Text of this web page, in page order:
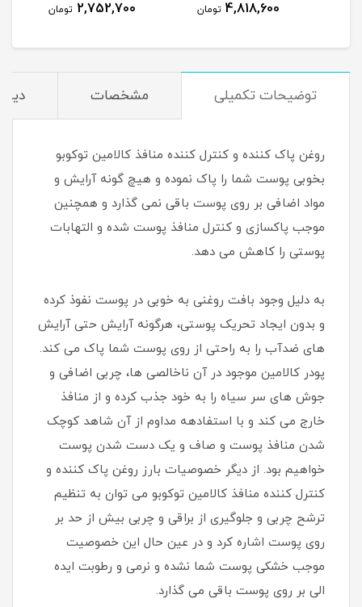
4,818,600 تومان 2,752,700 تومان
توضیحات تکمیلی مشخصات
روغن پاک کننده و کنترل کننده منافذ کالامین توکوبو
بخوبی پوست شما را پاک نموده و هیچ گونه آرایش و
مواد اضافی بر روی پوست باقی نمی گذارد و همچنین
موجب پاکسازی و کنترل منافذ پوست شده و التهابات
پوستی را کاهش می دهد.
به دلیل وجود بافت روغنی به خوبی در پوست نفوذ کرده
و بدون ایجاد تحریک پوستی، هرگونه آرایش حتی آرایش
های ضدآب را به راحتی از روی پوست شما پاک می کند.
پودر کالامین موجود در آن ناخالصی ها، چربی اضافی و
جوش های سر سیاه را به خود جذب کرده و از منافذ
خارج می کند و با استفادهه مداوم از آن شاهد کوچک
شدن منافذ پوست و صاف و یک دست شدن پوست
خواهیم بود. از دیگر خصوصیات بارز روغن پاک کننده و
کنترل کننده منافذ کالامین توکوبو می توان به تنظیم
ترشح چربی و جلوگیری از براقی و چربی بیش از حد بر
روی پوست اشاره کرد و در عین حال این خصوصیت
موجب خشکی پوست شما نشده و نرمی و رطوبت ایده
الی بر روی پوست باقی می گذارد.